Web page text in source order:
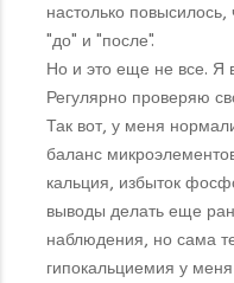
настолько
"до" и "после".
Но и это еще не все. Я
Регулярно проверяю
Так вот, у меня
баланс
кальция, избыток
выводы делать еще
наблюдения, но сама
гипокальциемия у